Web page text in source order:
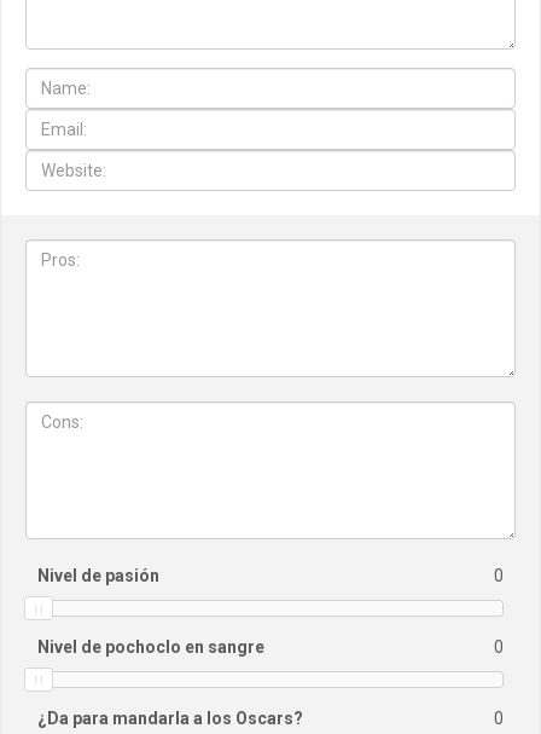
Nivel de pasión 0
Nivel de pochoclo en sangre 0
¿Da para mandarla a los Oscars? 0